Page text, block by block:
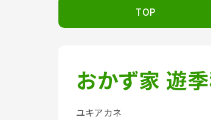
TOP
おかず家 遊季
ユキアカネ